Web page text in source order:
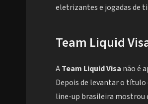
eletrizantes e jogadas de
Team Liquid
ATeam Liquid Visa não é
Depois de levantar o título
line-up brasileira mostrou